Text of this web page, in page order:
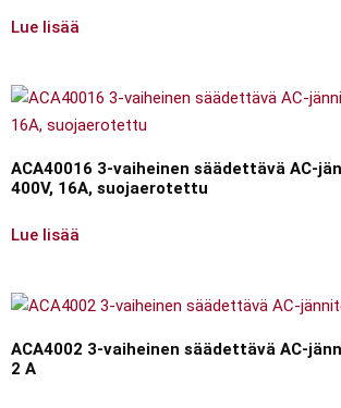
Lue lisää
ACA40016 3-vaiheinen säädettävä AC-
400V, 16A, suojaerotettu
Lue lisää
ACA4002 3-vaiheinen säädettävä AC-
2 A